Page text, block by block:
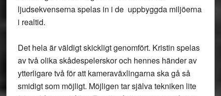
ljudsekvenserna spelas in i de uppbyggda miljöerna
i realtid.
Det hela är väldigt skickligt genomfört. Kristin spelas
av två olika skådespelerskor och hennes händer av
ytterligare två för att kameraväxlingarna ska gå så
smidigt som möjligt. Möjligen tar själva tekniken lite